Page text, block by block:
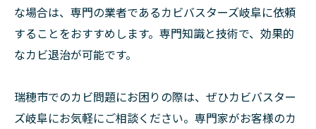
な場合は、専門の業者であるカビバスターズ岐阜に依頼
することをおすすめします。専門知識と技術で、効果的
なカビ退治が可能です。
瑞穂市でのカビ問題にお困りの際は、ぜひカビバスター
ズ岐阜にお気軽にご相談ください。専門家がお客様のカ